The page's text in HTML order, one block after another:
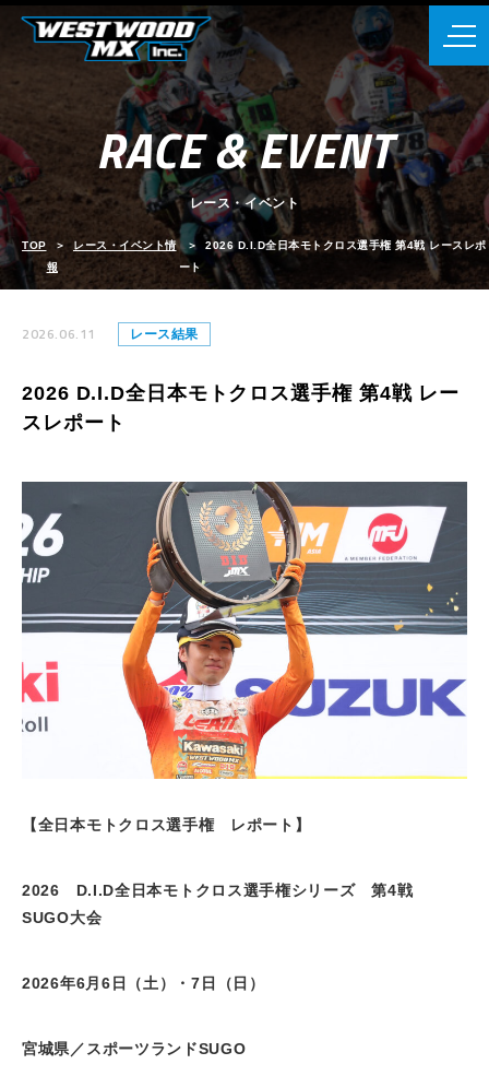
RACE & EVENT
レース・イベント
TOP
レース・イベント情
報
2026 D.I.D全日本モトクロス選手権 第4戦 レースレポ
ート
2026.06.11 レース結果
2026 D.I.D全日本モトクロス選手権 第4戦 レー
スレポート
【全日本モトクロス選手権 レポート 】
2026 D.I.D全日本モトクロス選手権シリーズ第4戦
SUGO大会
2026年6月 6 日（土）・7 日（日）
宮城県／スポーツランドSUGO